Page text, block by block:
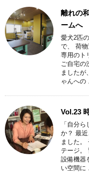
離れの
ームへ
愛犬2匹
で、 荷
専用のト
ご自宅の
ましたが
ゃんへの
Vol.23
「自分
か？ 最
ました。
テージ。
設備機器
い空間に